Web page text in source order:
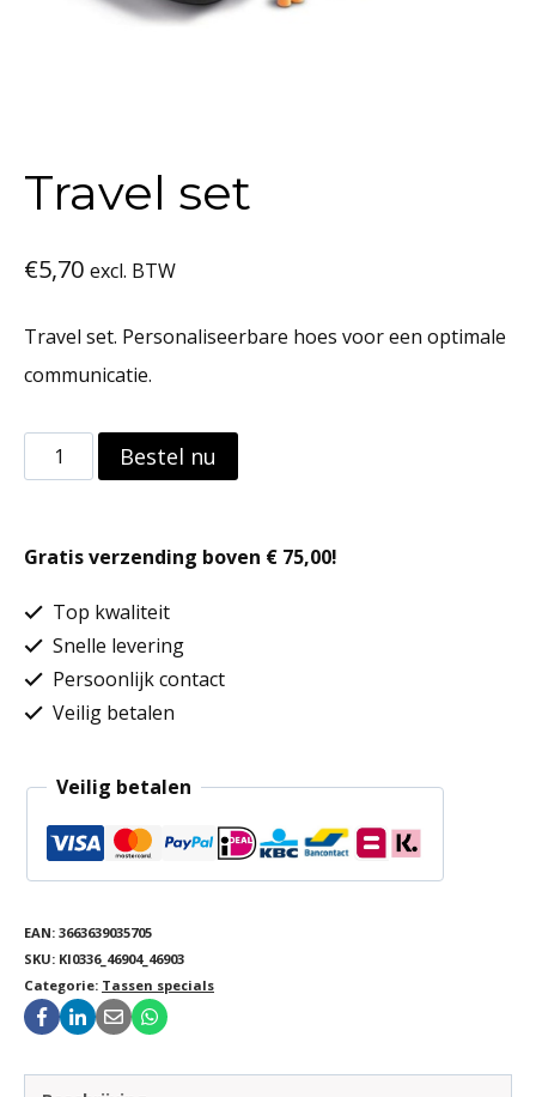
Travel set
€5,70 excl. BTW
Travel set. Personaliseerbare hoes voor een optimale
communicatie.
Travel
set
Bestel nu
Gratis verzending boven € 75,00!
Top kwaliteit
Snelle levering
Persoonlijk contact
Veilig betalen
Veilig betalen
EAN: 3663639035705
SKU: KI0336_46904_46903
Categorie: Tassen specials